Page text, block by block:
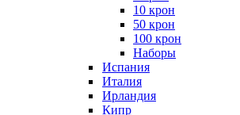
10 крон
50 крон
100 крон
Наборы
Испания
Италия
Ирландия
Кипр